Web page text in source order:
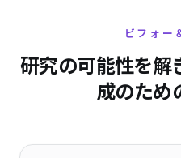
ビフォー
研究の可能性を解
成のため